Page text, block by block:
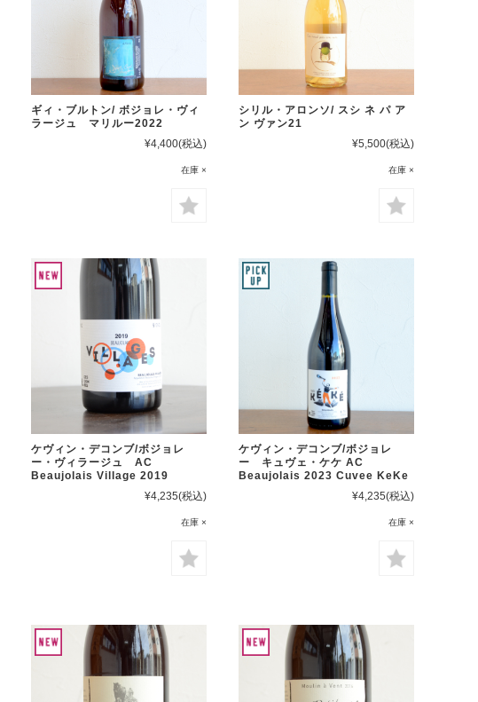
ギィ・ブルトン/ ボジョレ・ヴィ
ラージュ マリルー2022
¥4,400(税込)
在庫 ×
シリル・アロンソ/ スシ ネ パ ア
ン ヴァン21
¥5,500(税込)
在庫 ×
ケヴィン・デコンブ/ボジョレ
ー・ヴィラージュ AC
Beaujolais Village 2019
¥4,235(税込)
在庫 ×
ケヴィン・デコンブ/ボジョレ
ー キュヴェ・ケケ AC
Beaujolais 2023 Cuvee KeKe
¥4,235(税込)
在庫 ×